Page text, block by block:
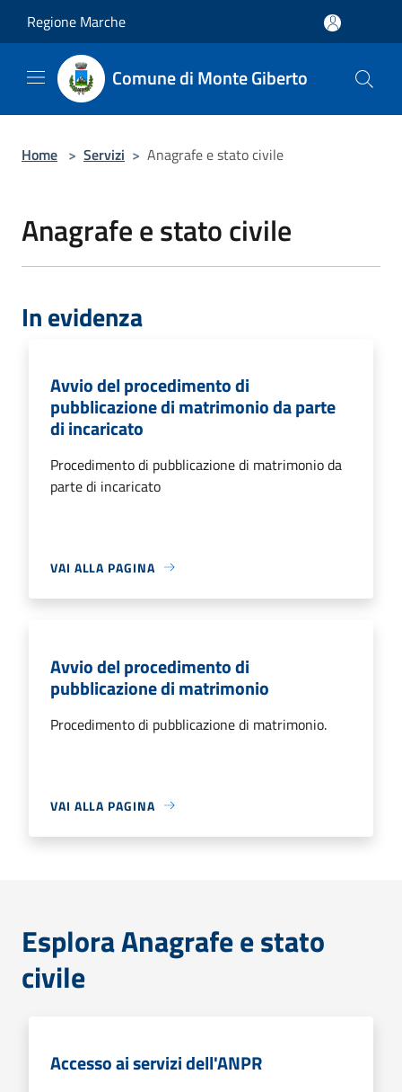
Regione Marche
Comune di Monte Giberto
Home > Servizi > Anagrafe e stato civile
Anagrafe e stato civile
In evidenza
Avvio del procedimento di
pubblicazione di matrimonio da parte
di incaricato
Procedimento di pubblicazione di matrimonio da
parte di incaricato
VAI ALLA PAGINA
Avvio del procedimento di
pubblicazione di matrimonio
Procedimento di pubblicazione di matrimonio.
VAI ALLA PAGINA
Esplora Anagrafe e stato
civile
Accesso ai servizi dell'ANPR